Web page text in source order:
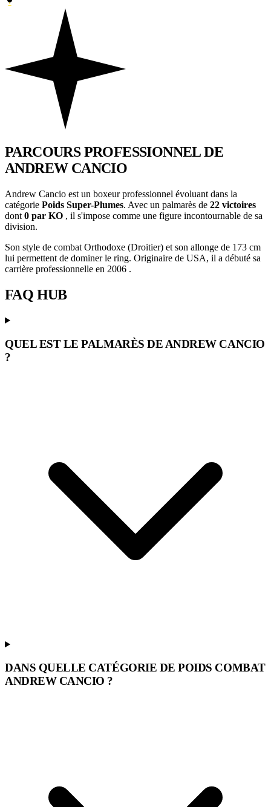
PARCOURS PROFESSIONNELDE
ANDREW CANCIO
Andrew Cancio est un boxeur professionnel évoluant dans la
catégorie Poids Super-Plumes. Avec un palmarès de 22 victoires
dont 0 par KO , il s'impose comme une figure incontournable de sa
division.
Son style de combat Orthodoxe (Droitier) et son allonge de 173 cm
lui permettent de dominer le ring. Originaire de USA, il a débuté sa
carrière professionnelle en 2006 .
FAQ HUB
QUEL EST LE PALMARÈS DE ANDREW CANCIO
?
DANS QUELLE CATÉGORIE DE POIDS COMBAT
ANDREW CANCIO ?